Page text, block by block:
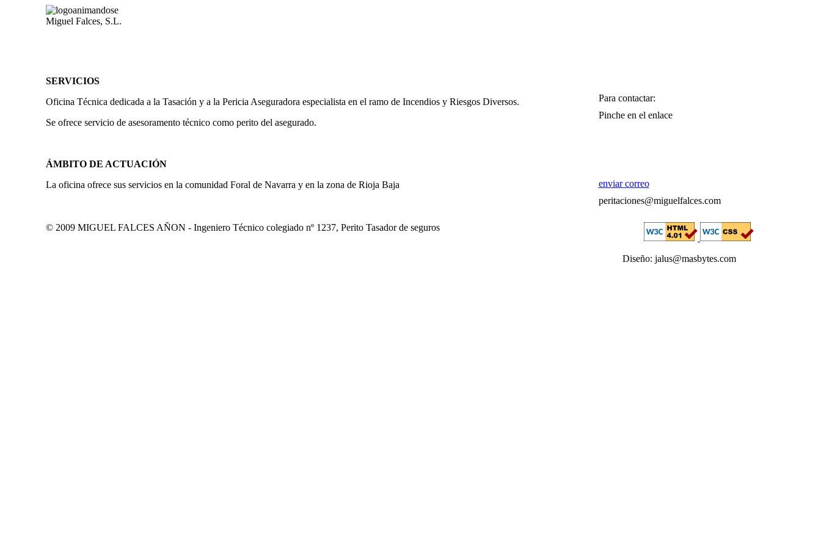
Miguel Falces, S.L.
SERVICIOS
Oficina Técnica dedicada a la Tasación y a la Pericia Aseguradora especialista en el ramo de Incendios y Riesgos Diversos.
Se ofrece servicio de asesoramento técnico como perito del asegurado.
ÁMBITO DE ACTUACIÓN
La oficina ofrece sus servicios en la comunidad Foral de Navarra y en la zona de Rioja Baja
Para contactar:
Pinche en el enlace
enviar correo
peritaciones@miguelfalces.com
© 2009 MIGUEL FALCES AÑON - Ingeniero Técnico colegiado nº 1237, Perito Tasador de seguros
Diseño: jalus@masbytes.com